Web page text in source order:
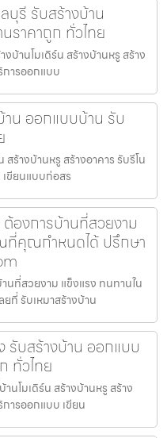
บุรี รับสร้างบ้าน
ราคาถูก ทั่วไทย
บ้านโมเดิร์น สร้างบ้านหรู สร้าง
การออกแบบ
าน ออกแบบบ้าน รับ
ร้างบ้านหรู สร้างอาคาร รับรีโน
ขียนแบบก่อสร
องการบ้านที่สวยงาม
ที่คุณกำหนดได้ ปรึกษา
นที่สวยงาม แข็งแรง ทนทานใน
ที่ รับเหมาสร้างบ้าน
รับสร้างบ้าน ออกแบบ
ทั่วไทย
นโมเดิร์น สร้างบ้านหรู สร้าง
ารออกแบบ เขียน